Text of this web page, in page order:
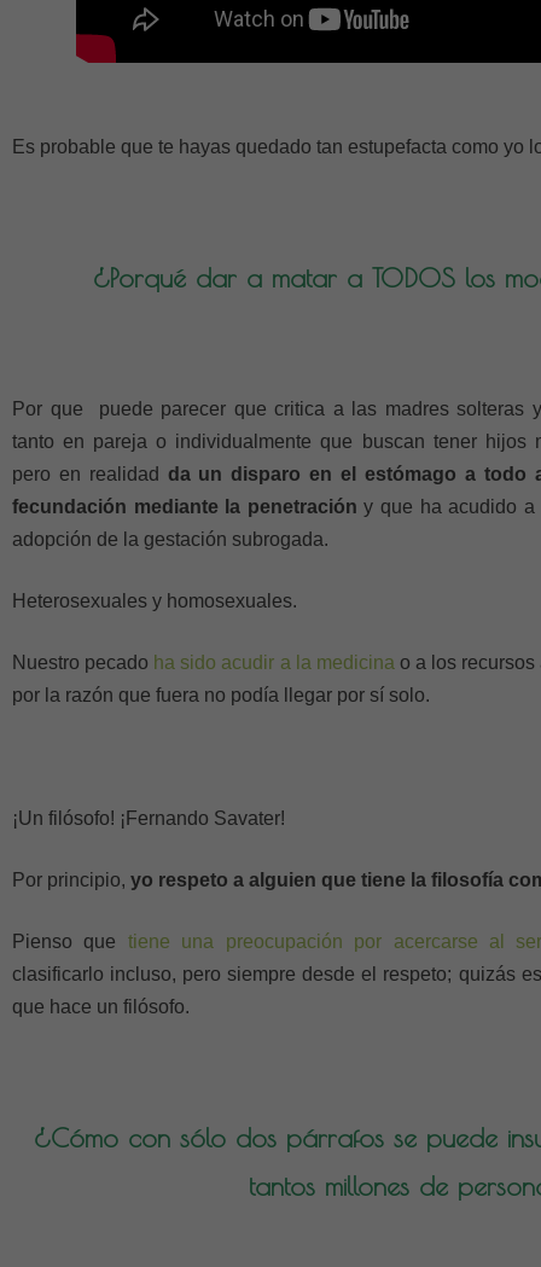
Es probable que te hayas quedado tan estupefacta como yo
¿Porqué dar a matar a TODOS los
Por que puede parecer que critica a las madres solteras
tanto en pareja o individualmente que buscan tener hijos
pero en realidad da un disparo en el estómago a todo
fecundación mediante la penetración y que ha acudido a
adopción de la gestación subrogada.
Heterosexuales y homosexuales.
Nuestro pecado ha sido acudir a la medicina o a los
por la razón que fuera no podía llegar por sí solo.
¡Un filósofo! ¡Fernando Savater!
Por principio, yo respeto a alguien que tiene la filosofía
Pienso que tiene una preocupación por acercarse al
clasificarlo incluso, pero siempre desde el respeto; quizás
que hace un filósofo.
¿Cómo con sólo dos párrafos se puede
tantos millones de